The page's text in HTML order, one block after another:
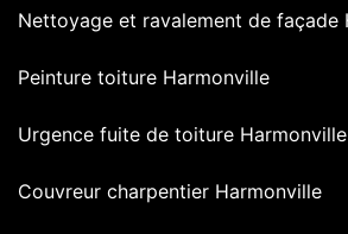
Nettoyage et ravalement de façade
Peinture toiture Harmonville
Urgence fuite de toiture Harmonville
Couvreur charpentier Harmonville